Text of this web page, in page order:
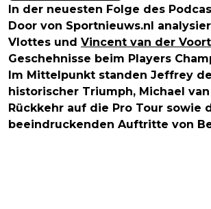
In der neuesten Folge des
Door von Sportnieuws.nl
Vlottes und Vincent van der Voort
Geschehnisse beim Players
Im Mittelpunkt standen Jeffrey
historischer Triumph, Michael
Rückkehr auf die Pro Tour sowie
beeindruckenden Auftritte von